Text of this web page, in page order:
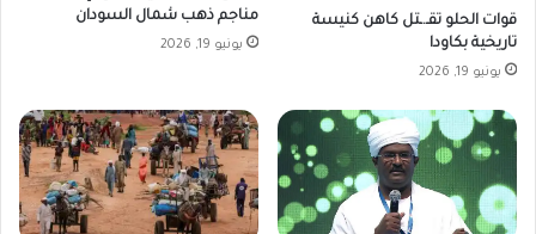
قوات الحلو تقـ.ـتل كاهن كنيسة
تاريخية بكاودا
يونيو 19, 2026
مناجم ذهب شمال السودان
يونيو 19, 2026